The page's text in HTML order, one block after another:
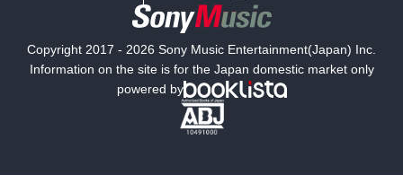
海外小説
ミステリー SF
文学
Copyright 2017 - 2026 Sony Music Entertainment(Japan) Inc.
Information on the site is for the Japan domestic market only
powered by